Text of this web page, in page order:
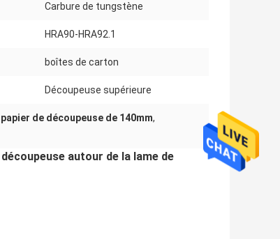
Carbure de tungstène
HRA90-HRA92.1
boîtes de carton
Découpeuse supérieure
papier de découpeuse de 140mm,
autour de la lame de